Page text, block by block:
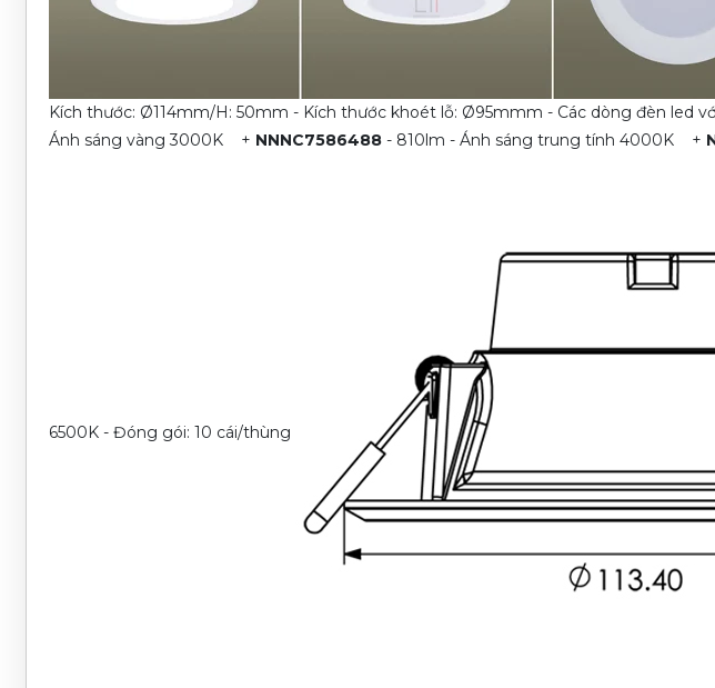
Kích thước: Ø114mm/H: 50mm - Kích thước khoét lỗ: Ø95mmm - Các dòng đèn led
Ánh sáng vàng 3000K
+ NNNC7586488- 810lm - Ánh sáng trung tính 4000K +
6500K - Đóng gói: 10 cái/thùng